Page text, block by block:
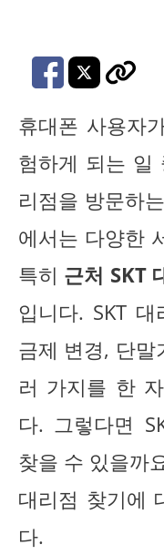
휴대폰 사용자
험하게 되는 일
리점을 방문하
에서는 다양한
특히 근처 SKT
입니다. SKT
금제 변경, 단말
러 가지를 한
다. 그렇다면
찾을 수 있을까
대리점 찾기에
다.